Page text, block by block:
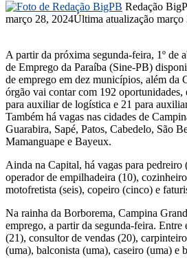
Redação
março 28, 2024Última atualização março
A partir da próxima segunda-feira, 1º de
de Emprego da Paraíba (Sine-PB)
de emprego em dez municípios, além da
órgão vai contar com 192 oportunidades,
para auxiliar de logística e 21 para
Também há vagas nas cidades de
Guarabira, Sapé, Patos, Cabedelo, São
Mamanguape e Bayeux.
Ainda na Capital, há vagas para pedreiro
operador de empilhadeira (10),
motofretista (seis), copeiro (cinco) e
Na rainha da Borborema, Campina
emprego, a partir da segunda-feira. Entre
(21), consultor de vendas (20),
(uma), balconista (uma), caseiro (uma) e